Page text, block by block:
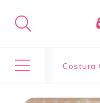
Costura